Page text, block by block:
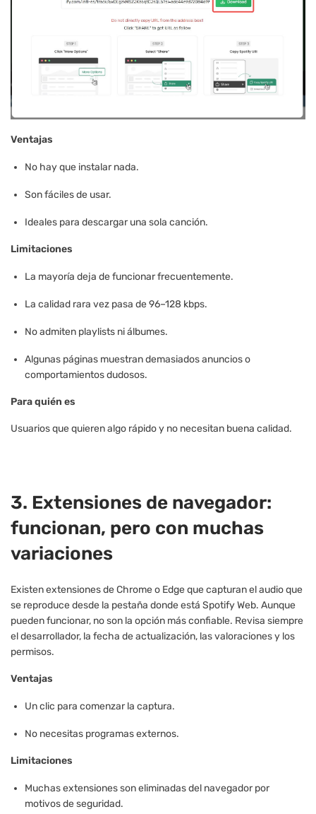
Ventajas
No hay que instalar nada.
Son fáciles de usar.
Ideales para descargar una sola canción.
Limitaciones
La mayoría deja de funcionar frecuentemente.
La calidad rara vez pasa de 96–128 kbps.
No admiten playlists ni álbumes.
Algunas páginas muestran demasiados anuncios o
comportamientos dudosos.
Para quién es
Usuarios que quieren algo rápido y no necesitan buena calidad.
3. Extensiones de navegador:
funcionan, pero con muchas
variaciones
Existen extensiones de Chrome o Edge que capturan el audio que
se reproduce desde la pestaña donde está Spotify Web. Aunque
pueden funcionar, no son la opción más confiable. Revisa siempre
el desarrollador, la fecha de actualización, las valoraciones y los
permisos.
Ventajas
Un clic para comenzar la captura.
No necesitas programas externos.
Limitaciones
Muchas extensiones son eliminadas del navegador por
motivos de seguridad.